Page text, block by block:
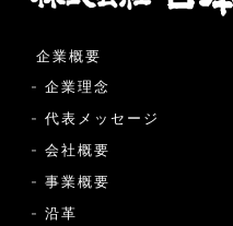
企業概要
- 企業理念
- 代表メッセージ
- 会社概要
- 事業概要
- 沿革